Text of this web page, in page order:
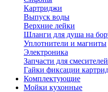
Картриджи
Выпуск воды
Верхние лейки
Шланги для душа на
Уплотнители и магниты
Электроника
Запчасти для
Гайки фиксации
Комплектующие
Мойки кухонные